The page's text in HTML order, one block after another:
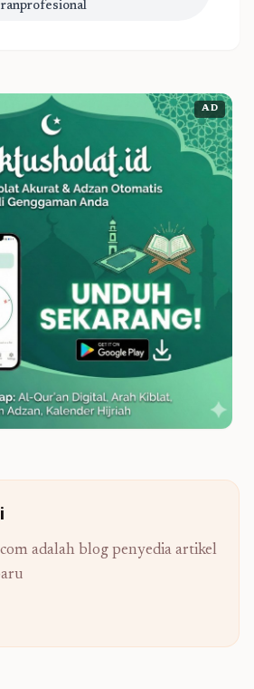
AD
adalah blog penyedia artikel